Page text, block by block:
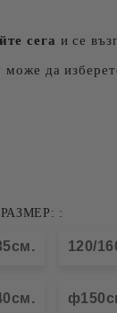
сега и се
може да
:
120/